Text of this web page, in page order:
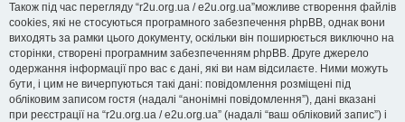
Також під час перегляду “r2u.org.ua / e2u.org.ua”можливе створення файлів
cookies, які не стосуються програмного забезпечення phpBB, однак вони
виходять за рамки цього документу, оскільки він поширюється виключно на
сторінки, створені програмним забезпеченням phpBB. Друге джерело
одержання інформації про вас є дані, які ви нам відсилаєте. Ними можуть
бути, і цим не вичерпуються такі дані: повідомлення розміщені під
обліковим записом гостя (надалі “анонімні повідомлення”), дані вказані
при реєстрації на “r2u.org.ua / e2u.org.ua” (надалі “ваш обліковий запис”) і